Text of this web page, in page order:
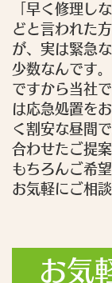
「早く修理し
どと言われた
が、実は緊急
少数なんです。
ですから当社
は応急処置を
く割安な昼間
合わせたご提
もちろんご希
お気軽にご相談
お気